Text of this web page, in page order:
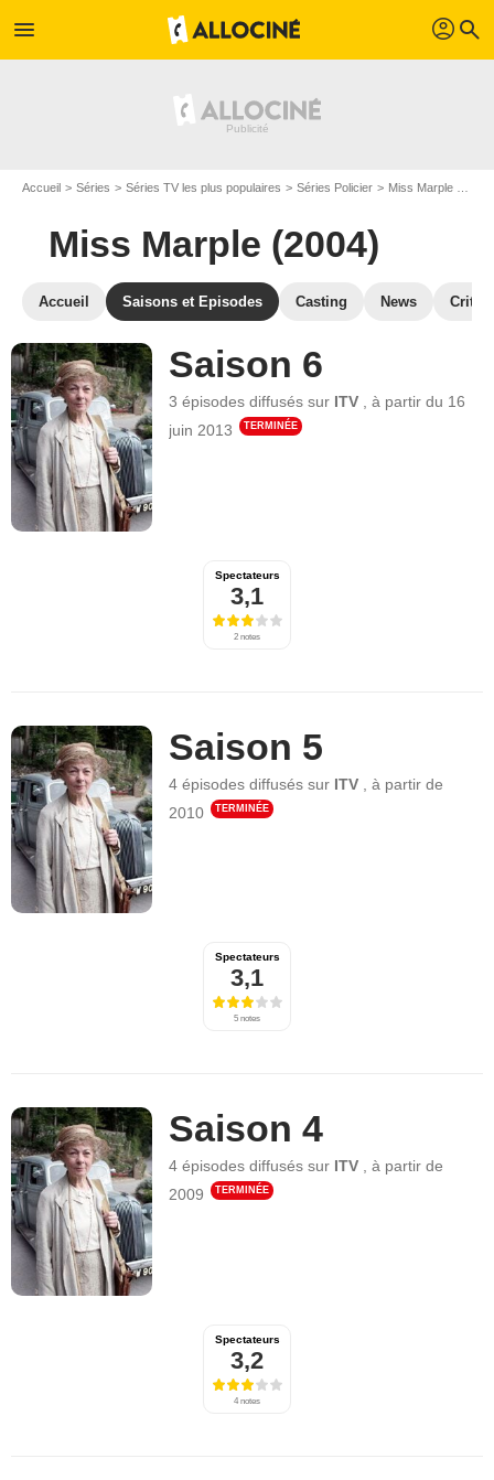
menu profil search
Accueil Séries Séries TV les plus populaires Séries Policier Miss Marple (2004)
Miss Marple (2004)
Accueil Saisons et Episodes Casting News
Saison 6
3 épisodes diffusés sur ITV ,à partir du 16
juin 2013
TERMINÉE
Spectateurs
3,1
2 notes
Saison 5
4 épisodes diffusés sur ITV ,à partir de
2010
TERMINÉE
Spectateurs
3,1
5 notes
Saison 4
4 épisodes diffusés sur ITV ,à partir de
2009
TERMINÉE
Spectateurs
3,2
4 notes